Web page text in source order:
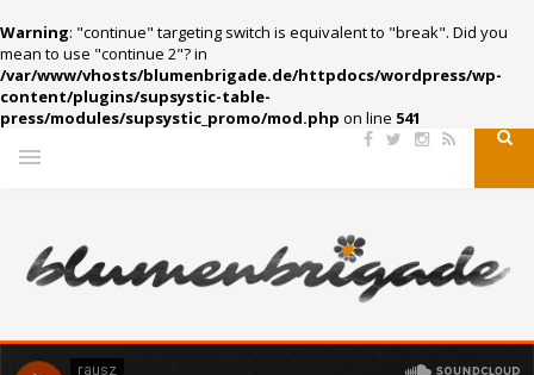
Warning: "continue" targeting switch is equivalent to "break". Did you
mean to use "continue 2"? in
/var/www/vhosts/blumenbrigade.de/httpdocs/wordpress/wp-
content/plugins/supsystic-table-
press/modules/supsystic_promo/mod.php on line 541